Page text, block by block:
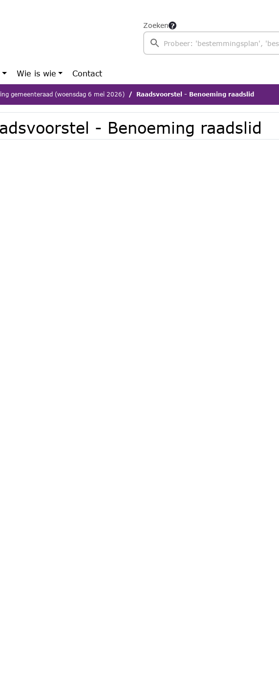
Zoeken
Wie is wie Contact
gemeenteraad (woensdag 6 mei 2026) Raadsvoorstel - Benoeming raadslid
- Benoeming raadslid